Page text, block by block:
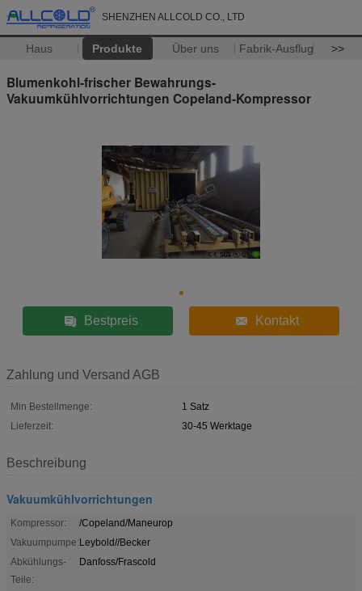
SHENZHEN ALLCOLD CO., LTD
Haus Produkte Über uns Fabrik-Ausflug >>
Blumenkohl-frischer Bewahrungs-
Vakuumkühlvorrichtungen Copeland-Kompressor
Bestpreis Kontakt
Zahlung und Versand AGB
Min Bestellmenge:
1 Satz
Lieferzeit:
30-45 Werktage
Beschreibung
Vakuumkühlvorrichtungen
Kompressor:
/Copeland/Maneurop
Vakuumpumpe:Leybold//Becker
Abkühlungs-
Teile:
Danfoss/Frascold